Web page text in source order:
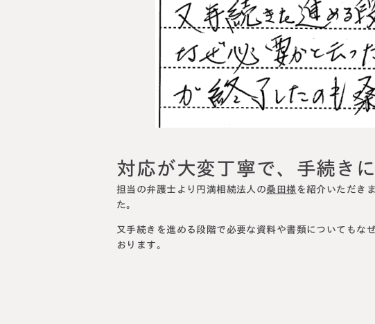
対応が大変丁寧で、手続き
担当の弁護士より円満相続法人の桑田様 を紹介いただき
た。
又手続きを進める段階で 必要な資料や書類についてもな
おります。